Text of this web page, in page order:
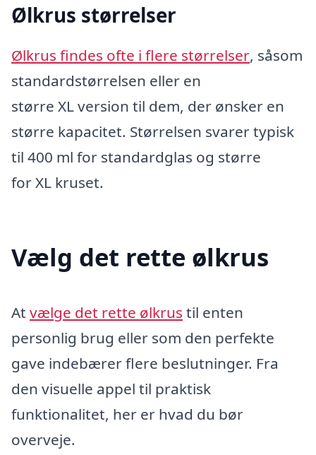
Ølkrus størrelser
Ølkrus findes ofte i flere størrelser, såsom
standardstørrelsen eller en
større XL version til dem, der ønsker en
større kapacitet. Størrelsen svarer typisk
til 400 ml for standardglas og større
for XL kruset.
Vælg det rette ølkrus
At vælge det rette ølkrus til enten
personlig brug eller som den perfekte
gave indebærer flere beslutninger. Fra
den visuelle appel til praktisk
funktionalitet, her er hvad du bør
overveje.